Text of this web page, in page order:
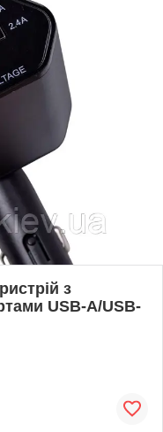
з
USB-A/USB-